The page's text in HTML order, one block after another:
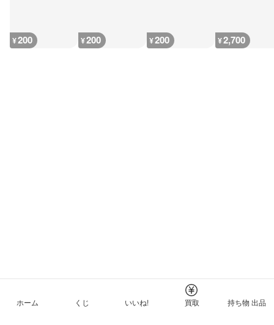
¥200 ¥200 ¥200 ¥2,700
ホーム くじ いいね! 買取 持ち物 出品